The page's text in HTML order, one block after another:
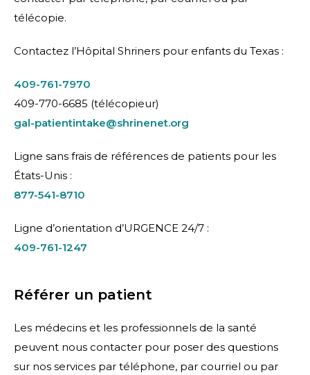
télécopie.
Contactez l’Hôpital Shriners pour enfants du Texas :
409-761-7970
409-770-6685 (télécopieur)
gal-patientintake@shrinenet.org
Ligne sans frais de références de patients pour les
États-Unis :
877-541-8710
Ligne d’orientation d’URGENCE 24/7 :
409-761-1247
Référer un patient
Les médecins et les professionnels de la santé
peuvent nous contacter pour poser des questions
sur nos services par téléphone, par courriel ou par